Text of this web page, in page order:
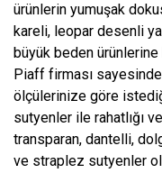
ürünlerin yumuşak
kareli, leopar desenli
büyük beden ürünlerine
Piaff firması
ölçülerinize göre
sutyenler ile rahatlığı
transparan, dantelli,
ve straplez sutyenler